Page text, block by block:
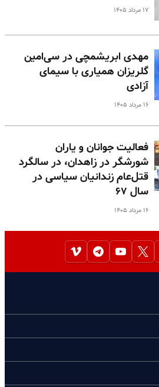
۱۷ مرداد ۱۴۰۵
مهدی ابریشمچی در سی‌امین
گلریزان همیاری با سیمای
آزادی
۱۶ مرداد ۱۴۰۵
فعالیت جوانان و یاران
شورشگر در زاهدان، در سالگرد
قتل‌عام زندانیان سیاسی در
سال ۶۷
۱۶ مرداد ۱۴۰۵